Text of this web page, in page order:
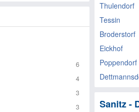
6
4
3
3
Thulendorf
Tessin
Broderstorf
Eickhof
Poppendorf
Sanitz -